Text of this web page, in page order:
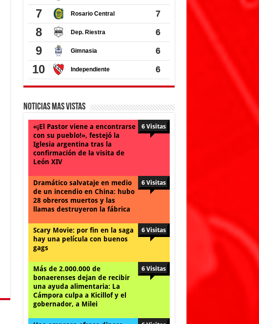
Noticias Mas Vistas
«¡El Pastor viene a encontrarse
con su pueblo!», festejó la
Iglesia argentina tras la
confirmación de la visita de
León XIV
6 Visitas
Dramático salvataje en medio
de un incendio en China: hubo
28 obreros muertos y las
llamas destruyeron la fábrica
6 Visitas
Scary Movie: por fin en la saga
hay una película con buenos
gags
6 Visitas
Más de 2.000.000 de
bonaerenses dejan de recibir
una ayuda alimentaria: La
Cámpora culpa a Kicillof y el
gobernador, a Milei
6 Visitas